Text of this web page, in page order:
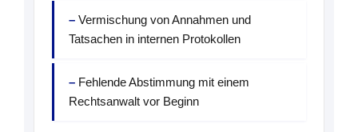
Vermischung von Annahmen und
Tatsachen in internen Protokollen
Fehlende Abstimmung mit einem
Rechtsanwalt vor Beginn